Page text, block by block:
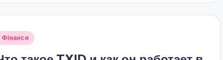
Фінанси